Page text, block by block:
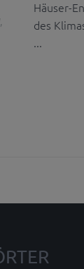
,
Häuser-
des
...